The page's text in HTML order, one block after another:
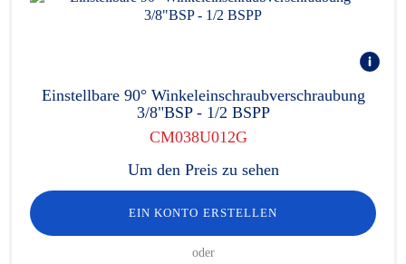
Einstellbare 90° Winkeleinschraubverschraubung
3/8"BSP - 1/2 BSPP
CM038U012G
Um den Preis zu sehen
EIN KONTO ERSTELLEN
oder